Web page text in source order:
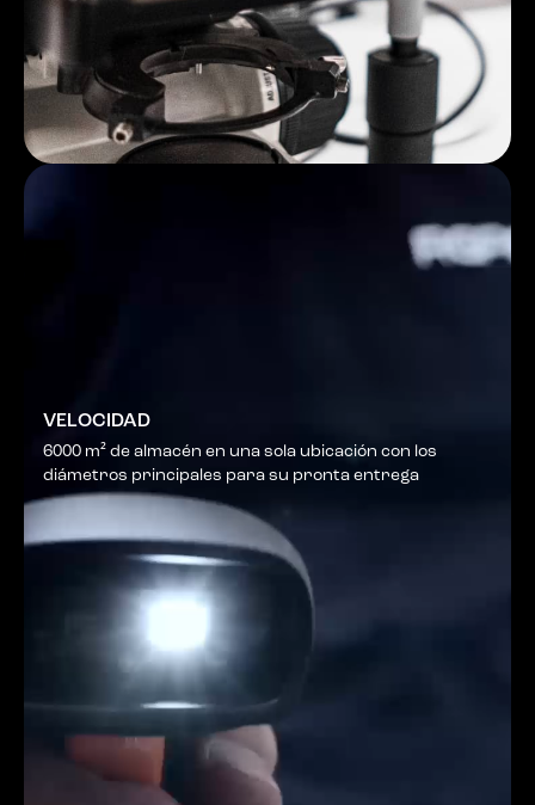
VELOCIDAD
6000 m² de almacén en una sola ubicación con los
diámetros principales para su pronta entrega